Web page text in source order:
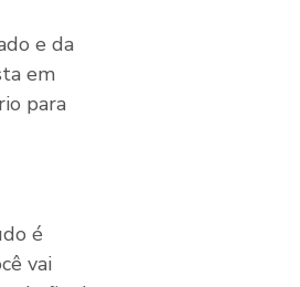
e da
em
para
é
vai